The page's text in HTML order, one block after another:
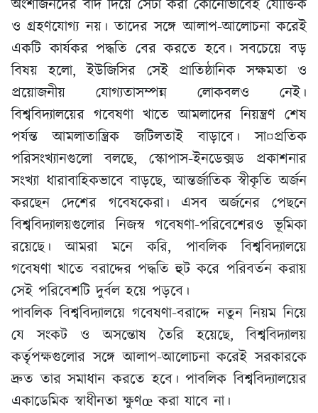
অংশীজনদের বাদ দিয়ে সেটা করা কোনোভাবেই যৌক্তিক
ও গ্রহণযোগ্য নয়। তাদের সঙ্গে আলাপ-আলোচনা করেই
একটি কার্যকর পদ্ধতি বের করতে হবে। সবচেয়ে বড়
বিষয় হলো, ইউজিসির সেই প্রাতিষ্ঠানিক সক্ষমতা ও
প্রয়োজনীয় যোগ্যতাসম্পন্ন লোকবলও নেই।
বিশ্ববিদ্যালয়ের গবেষণা খাতে আমলাদের নিয়ন্ত্রণ শেষ
পর্যন্ত আমলাতান্ত্রিক জটিলতাই বাড়াবে। সা¤প্রতিক
পরিসংখ্যানগুলো বলছে, স্কোপাস-ইনডেক্সড প্রকাশনার
সংখ্যা ধারাবাহিকভাবে বাড়ছে, আন্তর্জাতিক স্বীকৃতি অর্জন
করছেন দেশের গবেষকেরা। এসব অর্জনের পেছনে
বিশ্ববিদ্যালয়গুলোর নিজস্ব গবেষণা-পরিবেশেরও ভূমিকা
রয়েছে। আমরা মনে করি, পাবলিক বিশ্ববিদ্যালয়ে
গবেষণা খাতে বরাদ্দের পদ্ধতি হুট করে পরিবর্তন করায়
সেই পরিবেশটি দুর্বল হয়ে পড়বে।
পাবলিক বিশ্ববিদ্যালয়ে গবেষণা-বরাদ্দে নতুন নিয়ম নিয়ে
যে সংকট ও অসন্তোষ তৈরি হয়েছে, বিশ্ববিদ্যালয়
কর্তৃপক্ষগুলোর সঙ্গে আলাপ-আলোচনা করেই সরকারকে
দ্রুত তার সমাধান করতে হবে। পাবলিক বিশ্ববিদ্যালয়ের
একাডেমিক স্বাধীনতা ক্ষুণœ করা যাবে না।